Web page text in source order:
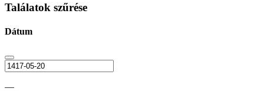
Találatok szűrése
Dátum
—